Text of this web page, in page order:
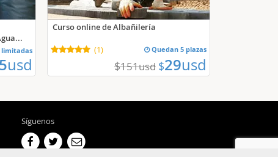
limitadas
usd
Curso online de Albañilería
(1) Quedan 5 plazas
$151usd $29usd
Síguenos